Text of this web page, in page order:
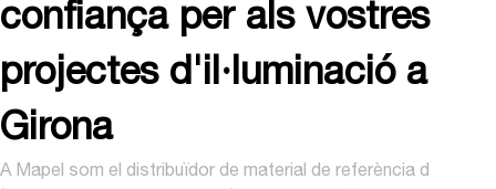
confiança per als vostres
projectes d'il·luminació a
Girona
A Mapel som el distribuïdor de material de referència d